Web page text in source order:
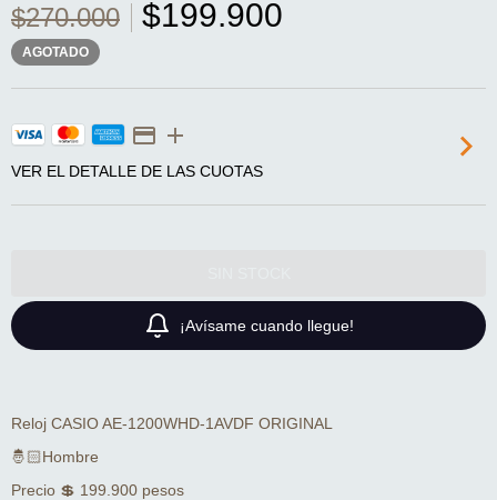
$270.000 $199.900
AGOTADO
VER EL DETALLE DE LAS CUOTAS
¡Avísame cuando llegue!
Reloj CASIO AE-1200WHD-1AVDF ORIGINAL
🤴🏻Hombre
Precio 💲 199.900 pesos